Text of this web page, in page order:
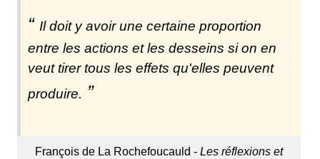
Il doit y avoir une certaine proportion
entre les actions et les desseins si on en
veut tirer tous les effets qu'elles peuvent
produire.
François de La Rochefoucauld - Les réflexions et